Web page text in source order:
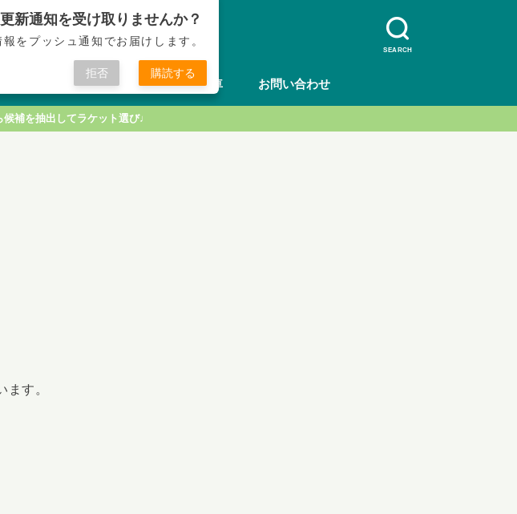
SEARCH
奮闘記
テニス練習方法 車 お問い合わせ
候補を抽出してラケット選び♩
す。
新通知を受け取りませんか？
をプッシュ通知でお届けします。
拒否 購読する